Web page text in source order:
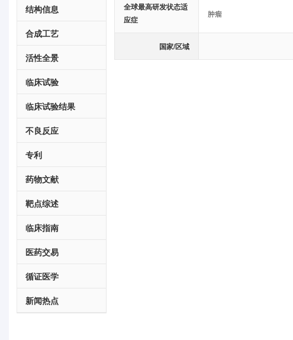
结构信息
合成工艺
活性全景
临床试验
临床试验结果
不良反应
专利
药物文献
靶点综述
临床指南
医药交易
循证医学
新闻热点
全球最高研发状态适
应症
肿瘤
国家/区域